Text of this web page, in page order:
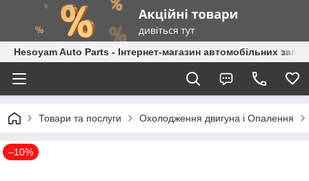
Hesoyam Auto Parts - Інтернет-магазин автомобільних
Товари та послуги Охолодження двигуна і Опалення
–10%